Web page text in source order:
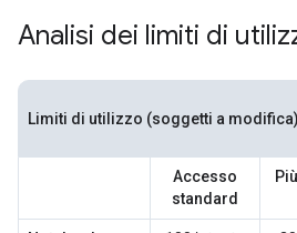
Analisi dei limiti di
Limiti di utilizzo (soggetti a modifica)
Accesso
standard